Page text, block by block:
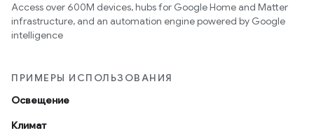
Access over 600M devices, hubs for Google Home and Matter
infrastructure, and an automation engine powered by Google
intelligence
ПРИМЕРЫ ИСПОЛЬЗОВАНИЯ
Освещение
Климат